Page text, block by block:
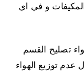
المكيفات و في اي
تصليح القسم
عدم توزيع الهواء